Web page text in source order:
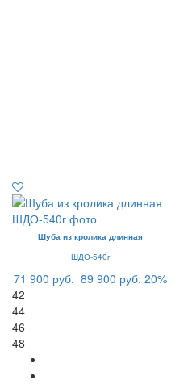
Шуба из кролика длинная
ШДО-540г
71 900 руб. 89 900 руб. 20%
42
44
46
48